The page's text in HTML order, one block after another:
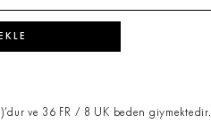
ve 36 FR / 8 UK beden giymektedir.